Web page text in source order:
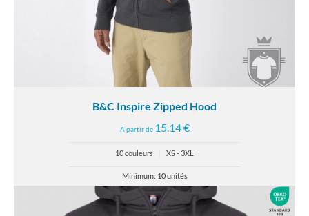
B&C Inspire Zipped Hood
À partir de 15.14 €
10 couleurs XS - 3XL
Minimum: 10 unités